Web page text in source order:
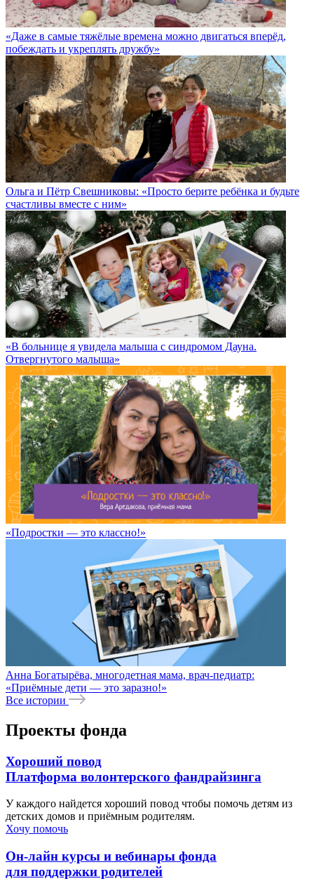
«Даже в самые тяжёлые времена можно двигаться вперёд,
побеждать и укреплять дружбу»
Ольга и Пётр Свешниковы: «Просто берите ребёнка и будьте
счастливы вместе с ним»
«В больнице я увидела малыша с синдромом Дауна.
Отвергнутого малыша»
«Подростки — это классно!»
Анна Богатырёва, многодетная мама, врач-педиатр:
«Приёмные дети — это заразно!»
Все истории
Проекты фонда
Хороший повод
Платформа волонтерского фандрайзинга
У каждого найдется хороший повод чтобы помочь детям из
детских домов и приёмным родителям.
Хочу помочь
Он-лайн курсы и вебинары фонда
для поддержки родителей